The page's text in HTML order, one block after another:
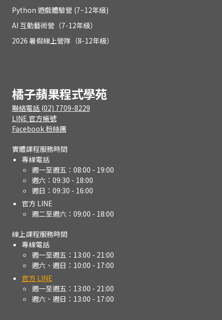
Python 遊戲體驗營 (7~12年級)
AI 互動藝術營（7-12年級）
2026 暑假線上營隊（8-12年級）
橘子蘋果程式學苑
聯絡電話 (02) 7709-8229
LINE 官方帳號
Facebook 粉絲團
實體課程服務時間
專線電話
週一至週五：08:00 - 19:00
週六：09:30 - 18:00
週日：09:30 - 16:00
官方 LINE
週二至週六：09:00 - 18:00
線上課程服務時間
專線電話
週一至週五：13:00 - 21:00
週六、週日：10:00 - 17:00
官方 LINE
週一至週五：13:00 - 21:00
週六、週日：13:00 - 17:00